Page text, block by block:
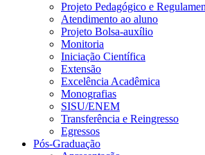
Projeto Pedagógico e
Atendimento ao aluno
Projeto Bolsa-auxílio
Monitoria
Iniciação Científica
Extensão
Excelência Acadêmica
Monografias
SISU/ENEM
Transferência e Reingresso
Egressos
Pós-Graduação